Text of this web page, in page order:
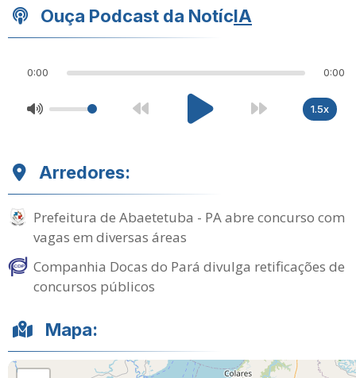
Ouça Podcast da NotícIA
0:00 0:00
1.5x
Arredores:
Prefeitura de Abaetetuba - PA abre concurso com
vagas em diversas áreas
Companhia Docas do Pará divulga retificações de
concursos públicos
Mapa: